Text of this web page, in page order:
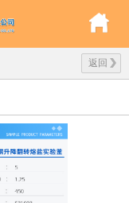
返回